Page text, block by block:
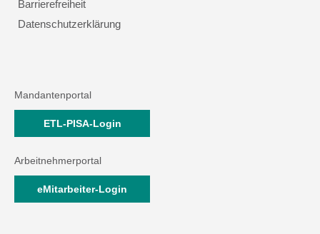
Barrierefreiheit
Datenschutzerklärung
Mandantenportal
ETL-PISA-Login
Arbeitnehmerportal
eMitarbeiter-Login